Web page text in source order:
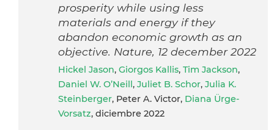
prosperity while using less
materials and energy if they
abandon economic growth as an
objective. Nature, 12 december 2022
Hickel Jason, Giorgos Kallis, Tim Jackson,
Daniel W. O’Neill, Juliet B. Schor, Julia K.
Steinberger, Peter A. Victor, Diana Ürge-
Vorsatz, diciembre 2022